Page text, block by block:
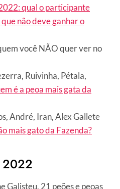
qual o participante
não deve ganhar o
você NÃO quer ver no
Ruivinha, Pétala,
é a peoa mais gata da
André, Iran, Alex Gallete
mais gato da Fazenda?
2022
Galisteu, 21 peões e peoas